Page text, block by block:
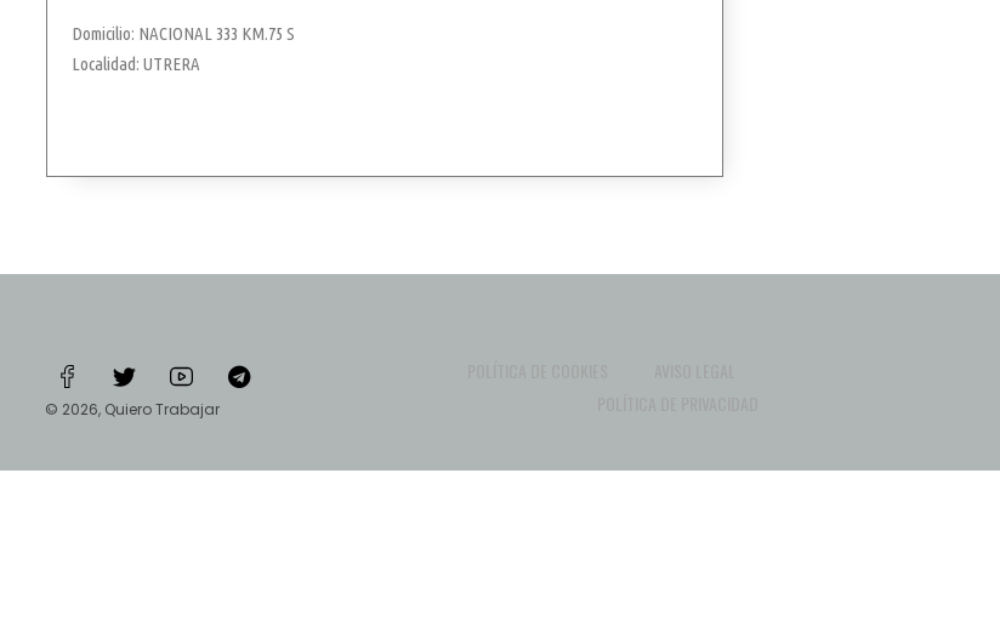
Domicilio: NACIONAL 333 KM.75 S
Localidad: UTRERA
© 2026, Quiero Trabajar